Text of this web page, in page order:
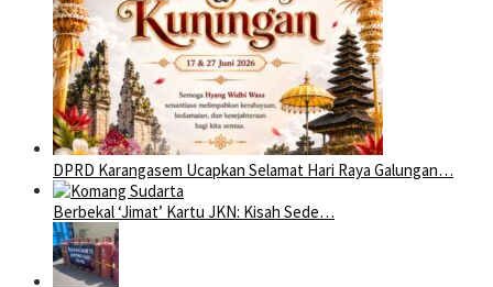
DPRD Karangasem Ucapkan Selamat Hari Raya Galungan…
Berbekal ‘Jimat’ Kartu JKN: Kisah Sede…